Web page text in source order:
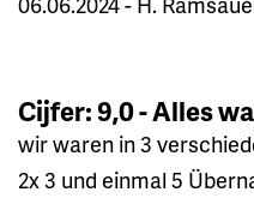
Cijfer: 9,0 - Alles
wir waren in 3
2x 3 und einmal 5